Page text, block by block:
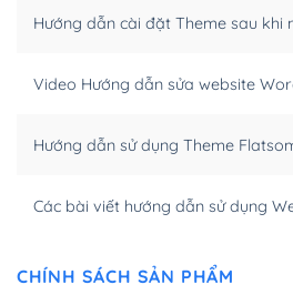
WordPress bao gồm nhiều công
kiếm.
Tối ưu hóa công cụ tìm kiếm
Hướng dẫn cài đặt Theme sau khi
Video Hướng dẫn sửa website
Hướng dẫn sử dụng Theme
Các bài viết hướng dẫn sử dụng
CHÍNH SÁCH SẢN PHẨM